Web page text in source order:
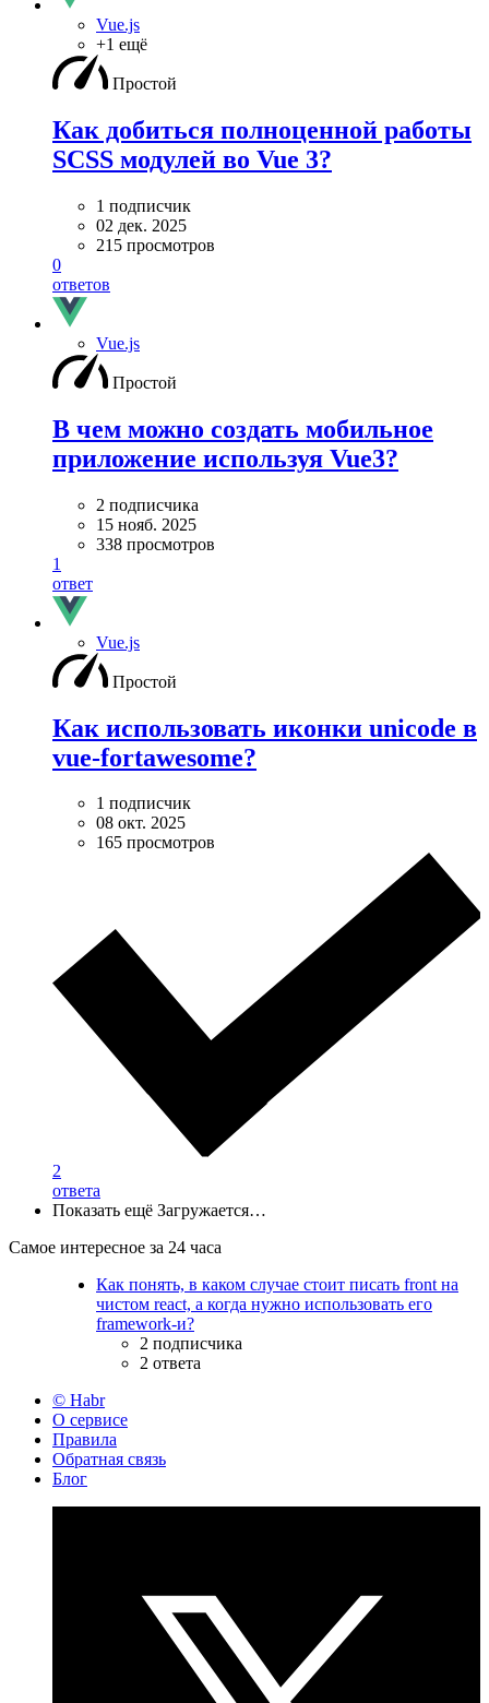
Vue.js
+1 ещё
Простой
Как добиться полноценной работы
SCSS модулей во Vue 3?
1 подписчик
02 дек. 2025
215 просмотров
0
ответов
Vue.js
Простой
В чем можно создать мобильное
приложение используя Vue3?
2 подписчика
15 нояб. 2025
338 просмотров
1
ответ
Vue.js
Простой
Как использовать иконки unicode в
vue-fortawesome?
1 подписчик
08 окт. 2025
165 просмотров
2
ответа
Показать ещё Загружается…
Самое интересное за 24 часа
Как понять, в каком случае стоит писать front на
чистом react, а когда нужно использовать его
framework-и?
2 подписчика
2 ответа
© Habr
О сервисе
Правила
Обратная связь
Блог